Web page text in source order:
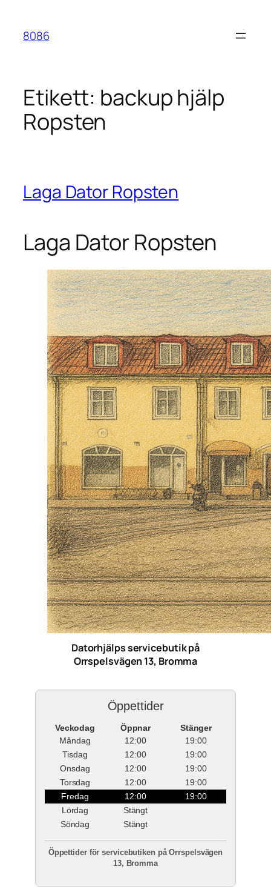
innehåll
8086
Etikett: backup hjälp
Ropsten
Laga Dator Ropsten
Laga Dator Ropsten
Datorhjälps servicebutik på
Orrspelsvägen 13, Bromma
Öppettider
Veckodag Öppnar
Stänger
Måndag
12:00
19:00
Tisdag
12:00
19:00
Onsdag
12:00
19:00
Torsdag
12:00
19:00
Fredag
12:00
19:00
Lördag
Stängt
Söndag
Stängt
Öppettider för servicebutiken på Orrspelsvägen
13, Bromma